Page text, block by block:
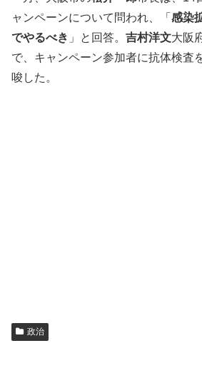
ャンペーンについて問われ、「 感染
でやるべき 」と回答。 吉村洋文大阪
で、キャンペーン参加者に抗体検査
唆した。
政治